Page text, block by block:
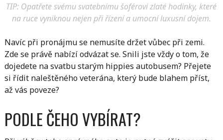
TIP: Opatřete svému svatebnímu šoférovi zlaté hodinky, které
na ruce vyniknou nejen při řízení a umocní luxusní dojem.
Navíc při pronájmu se nemusíte držet vůbec při zemi.
Zde se právě nabízí odvázat se. Snili jste vždy o tom, že
dojedete na svatbu starým hippies autobusem? Přejete
si řídit naleštěného veterána, který bude blahem příst,
až vás poveze?
PODLE ČEHO VYBÍRAT?